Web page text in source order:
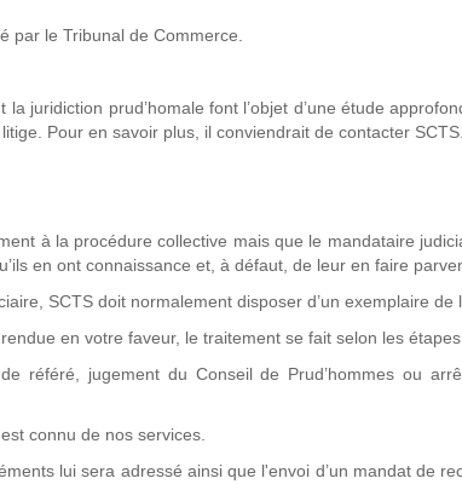
par le Tribunal de Commerce.
juridiction prud’homale font l’objet d’une étude
Pour en savoir plus, il conviendrait de contacter SCTS.
à la procédure collective mais que le mandataire
en ont connaissance et, à défaut, de leur en faire
SCTS doit normalement disposer d’un exemplaire de
en votre faveur, le traitement se fait selon les
référé, jugement du Conseil de Prud’hommes ou
connu de nos services.
lui sera adressé ainsi que l'envoi d’un mandat de